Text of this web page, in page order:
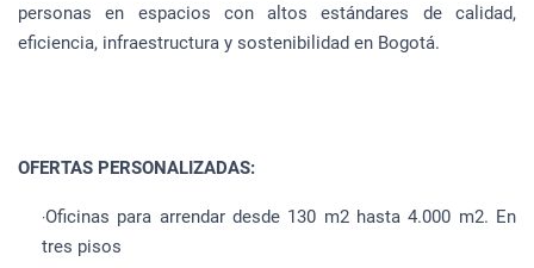
personas en espacios con altos estándares de calidad,
eficiencia, infraestructura y sostenibilidad en Bogotá.
OFERTAS PERSONALIZADAS:
·Oficinas para arrendar desde 130 m2 hasta 4.000 m2. En
tres pisos